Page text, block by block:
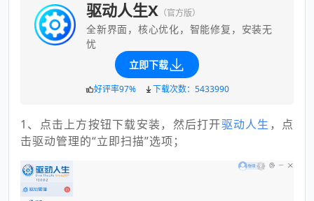
驱动人生X （官方版）
全新界面，核心优化，智能修复，安装无
忧
立即下载
好评率97% 下载次数：5433990
1、点击上方按钮下载安装，然后打开驱动人生 ，点
击驱动管理的“立即扫描”选项；